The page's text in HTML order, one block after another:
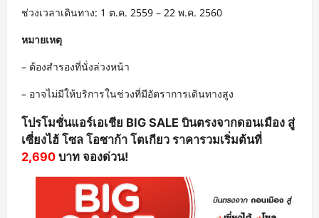
ช่วงเวลาเดินทาง: 1 ต.ค. 2559 – 22 พ.ค. 2560
หมายเหตุ
– ต้องสำรองที่นั่งล่วงหน้า
– อาจไม่มีให้บริการในช่วงที่มีอัตราการเดินทางสูง
โปรโมชั่นแอร์เอเชีย BIG SALE บินตรงจากดอนเมือง สู่
เซี่ยงไฮ้ โซล โอซาก้า โตเกียว ราคารวมเริ่มต้นที่
2,690 บาท จองด่วน!